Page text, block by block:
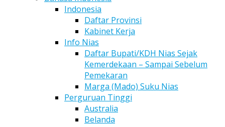
Indonesia
Daftar Provinsi
Kabinet Kerja
Info Nias
Daftar Bupati/KDH Nias Sejak
Kemerdekaan – Sampai Sebelum
Pemekaran
Marga (Mado) Suku Nias
Perguruan Tinggi
Australia
Belanda